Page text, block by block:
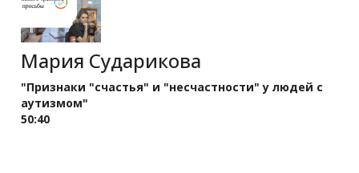
Мария Сударикова
"Признаки "счастья" и "несчастности" у людей с
аутизмом"
50:40